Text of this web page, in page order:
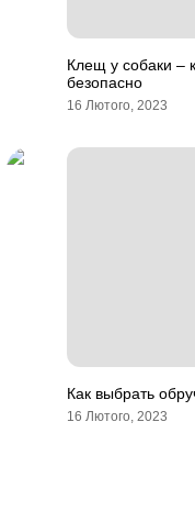
Клещ у собаки –
безопасно
16 Лютого, 2023
Как выбрать
16 Лютого, 2023